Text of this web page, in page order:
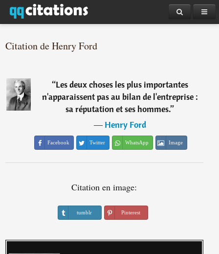
Citation de Henry Ford
“Les deux choses les plus importantes
n'apparaissent pas au bilan de l'entreprise :
sa réputation et ses hommes.”
―Henry Ford
Facebook Twitter WhatsApp Image
Citation en image:
tumblr Pinterest